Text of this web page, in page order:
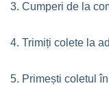
3. Cumperi de la
4. Trimiți colete la
5. Primești coletul